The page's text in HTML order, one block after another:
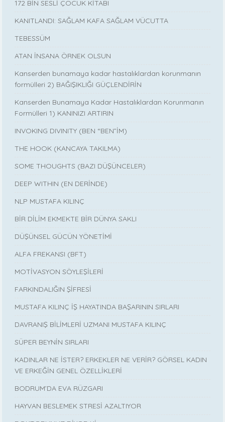
172 BİN SESLİ ÇOCUK KİTABI
KANITLANDI: SAĞLAM KAFA SAĞLAM VÜCUTTA
TEBESSÜM
ATAN İNSANA ÖRNEK OLSUN
Kanserden bunamaya kadar hastalıklardan korunmanın
formülleri 2) BAĞIŞIKLIĞI GÜÇLENDİRİN
Kanserden Bunamaya Kadar Hastalıklardan Korunmanın
Formülleri 1) KANINIZI ARTIRIN
INVOKING DIVINITY (BEN “BEN”İM)
THE HOOK (KANCAYA TAKILMA)
SOME THOUGHTS (BAZI DÜŞÜNCELER)
DEEP WITHIN (EN DERİNDE)
NLP MUSTAFA KILINÇ
BİR DİLİM EKMEKTE BİR DÜNYA SAKLI
DÜŞÜNSEL GÜCÜN YÖNETİMİ
ALFA FREKANSI (BFT)
MOTİVASYON SÖYLEŞİLERİ
FARKINDALIĞIN ŞİFRESİ
MUSTAFA KILINÇ İŞ HAYATINDA BAŞARININ SIRLARI
DAVRANIŞ BİLİMLERİ UZMANI MUSTAFA KILINÇ
SÜPER BEYNİN SIRLARI
KADINLAR NE İSTER? ERKEKLER NE VERİR? GÖRSEL KADIN
VE ERKEĞİN GENEL ÖZELLİKLERİ
BODRUM’DA EVA RÜZGARI
HAYVAN BESLEMEK STRESİ AZALTIYOR